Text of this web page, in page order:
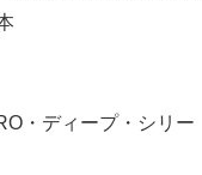
・ディープ・シリー